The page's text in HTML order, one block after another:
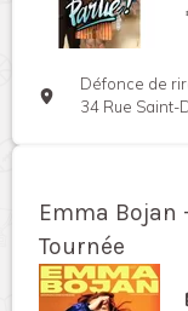
Défonce de
34 Rue Saint-
Emma
Tournée